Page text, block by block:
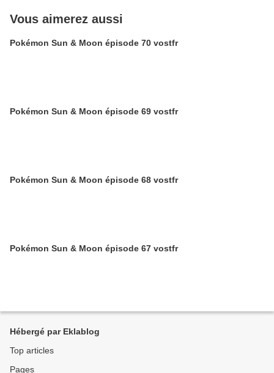
Vous aimerez aussi
Pokémon Sun & Moon épisode 70 vostfr
Pokémon Sun & Moon épisode 69 vostfr
Pokémon Sun & Moon épisode 68 vostfr
Pokémon Sun & Moon épisode 67 vostfr
Hébergé par Eklablog
Top articles
Pages